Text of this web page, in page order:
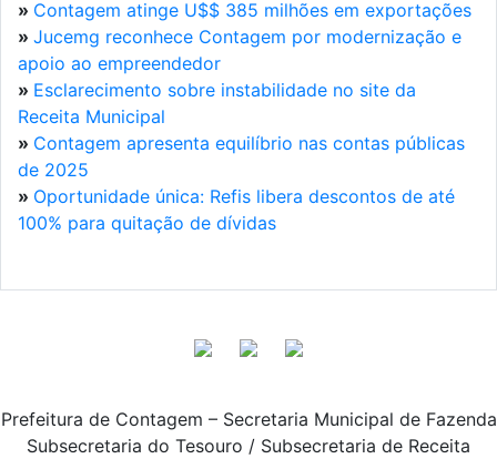
» Contagem atinge U$$ 385 milhões em exportações
» Jucemg reconhece Contagem por modernização e
apoio ao empreendedor
» Esclarecimento sobre instabilidade no site da
Receita Municipal
» Contagem apresenta equilíbrio nas contas públicas
de 2025
» Oportunidade única: Refis libera descontos de até
100% para quitação de dívidas
Prefeitura de Contagem – Secretaria Municipal de Fazenda
Subsecretaria do Tesouro / Subsecretaria de Receita